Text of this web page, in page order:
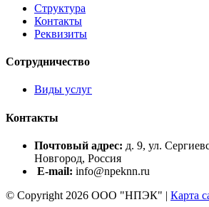
Структура
Контакты
Реквизиты
Сотрудничество
Виды услуг
Контакты
Почтовый адрес: д. 9, ул.
Новгород, Россия
E-mail: info@npeknn.ru
© Copyright 2026 ООО "НПЭК" | Карта